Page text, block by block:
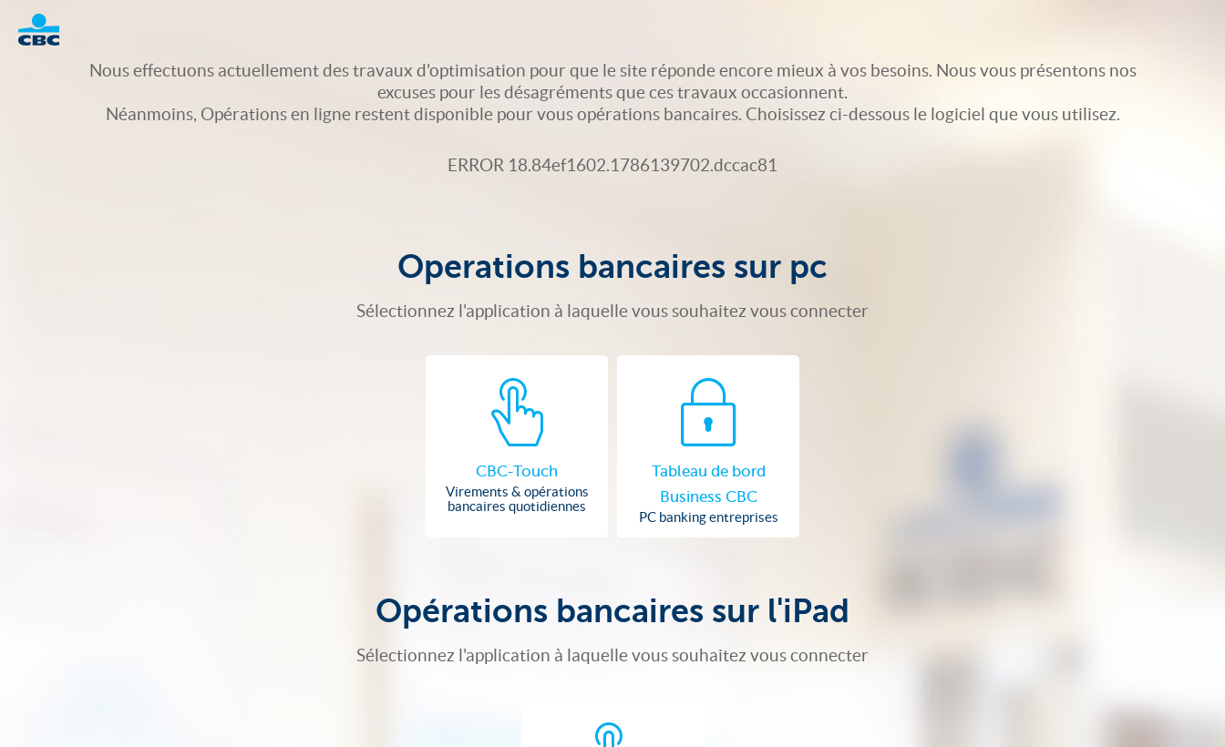
Nous effectuons actuellement des travaux d'optimisation pour que le site réponde encore mieux à vos besoins. Nous vous présentons nos
excuses pour les désagréments que ces travaux occasionnent.
Néanmoins, Opérations en ligne restent disponible pour vous opérations bancaires. Choisissez ci-dessous le logiciel que vous utilisez.
ERROR 18.84ef1602.1786139702.dccac81
Operations bancaires sur pc
Sélectionnez l'application à laquelle vous souhaitez vous connecter
CBC-Touch
Virements & opérations
bancaires quotidiennes
Tableau de bord
Business CBC
PC banking entreprises
Opérations bancaires sur l'iPad
Sélectionnez l'application à laquelle vous souhaitez vous connecter